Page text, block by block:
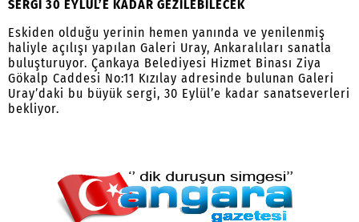
SERGİ 30 EYLÜL’E KADAR GEZİLEBİLECEK
Eskiden olduğu yerinin hemen yanında ve yenilenmiş
haliyle açılışı yapılan Galeri Uray, Ankaralıları sanatla
buluşturuyor. Çankaya Belediyesi Hizmet Binası Ziya
Gökalp Caddesi No:11 Kızılay adresinde bulunan Galeri
Uray’daki bu büyük sergi, 30 Eylül’e kadar sanatseverleri
bekliyor.